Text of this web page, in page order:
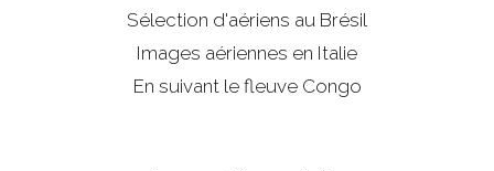
Sélection d'aériens au Brésil
Images aériennes en Italie
En suivant le fleuve Congo